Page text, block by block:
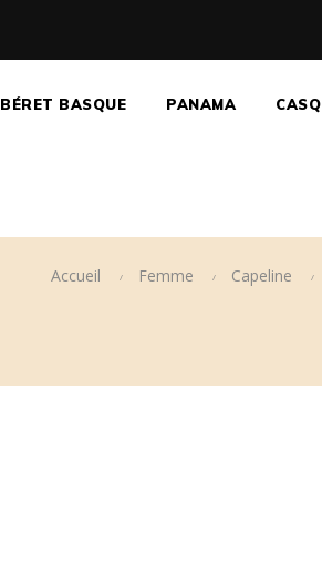
BÉRET BASQUE PANAMA
Accueil Femme Capeline